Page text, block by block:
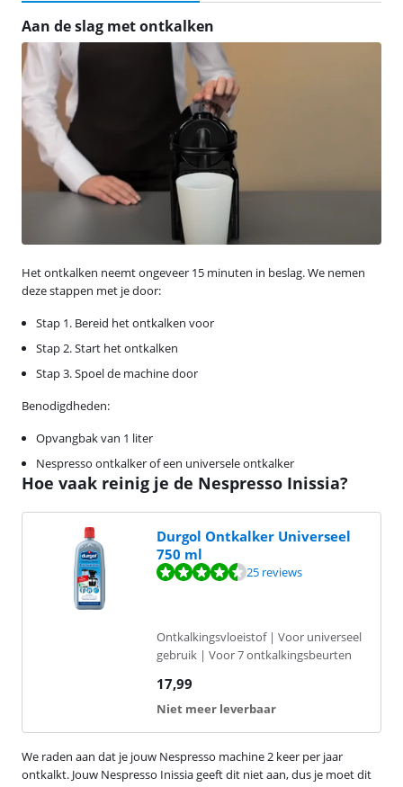
Aan de slag met ontkalken
Het ontkalken neemt ongeveer 15 minuten in beslag. We nemen
deze stappen met je door:
Stap 1. Bereid het ontkalken voor
Stap 2. Start het ontkalken
Stap 3. Spoel de machine door
Benodigdheden:
Opvangbak van 1 liter
Nespresso ontkalker of een universele ontkalker
Hoe vaak reinig je de Nespresso Inissia?
We raden aan dat je jouw Nespresso machine 2 keer per jaar
ontkalkt. Jouw Nespresso Inissia geeft dit niet aan, dus je moet dit
Durgol Ontkalker Universeel
750 ml
Beoordeling is 8,6 van de 10, gebaseerd op 25 reviews.
25 reviews
Ontkalkingsvloeistof | Voor universeel
gebruik | Voor 7 ontkalkingsbeurten
17,99
Niet meer leverbaar